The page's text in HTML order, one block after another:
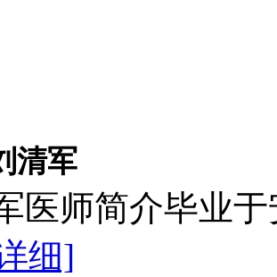
清军
医师简介毕业
细]